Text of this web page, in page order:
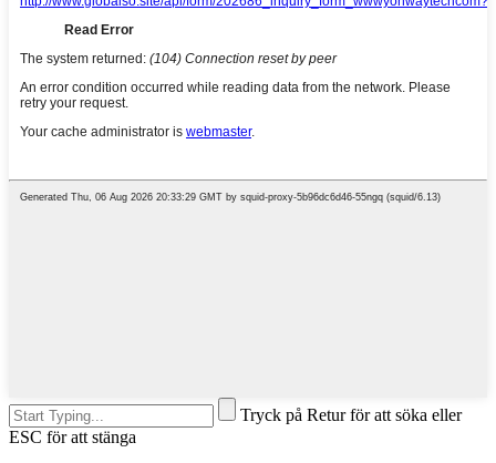
Tryck på Retur för att söka eller
ESC för att stänga